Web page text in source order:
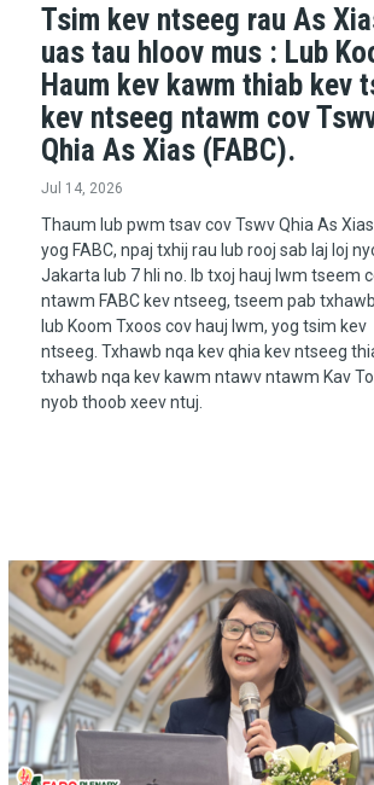
Tsim kev ntseeg rau As
uas tau hloov mus : Lub
Haum kev kawm thiab kev
kev ntseeg ntawm cov
Qhia As Xias (FABC).
Jul 14, 2026
Thaum lub pwm tsav cov Tswv Qhia As
yog FABC, npaj txhij rau lub rooj sab laj loj
Jakarta lub 7 hli no. Ib txoj hauj lwm tseem
ntawm FABC kev ntseeg, tseem pab
lub Koom Txoos cov hauj lwm, yog tsim kev
ntseeg. Txhawb nqa kev qhia kev ntseeg
txhawb nqa kev kawm ntawv ntawm Kav
nyob thoob xeev ntuj.